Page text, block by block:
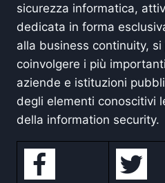
sicurezza informatica,
dedicata in forma
alla business continuity, si
coinvolgere i più
aziende e istituzioni
degli elementi conoscitivi
della information security.